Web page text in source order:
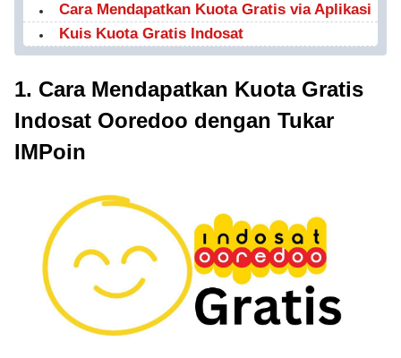
Cara Mendapatkan Kuota Gratis via Aplikasi
Kuis Kuota Gratis Indosat
1. Cara Mendapatkan Kuota Gratis
Indosat Ooredoo dengan Tukar
IMPoin